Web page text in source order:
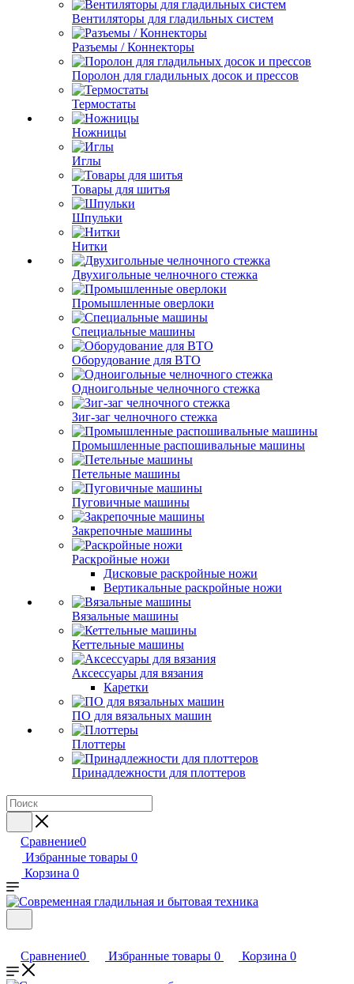
Вентиляторы для гладильных систем
Разъемы / Коннекторы
Поролон для гладильных досок и прессов
Термостаты
Ножницы
Иглы
Товары для шитья
Шпульки
Нитки
Двухигольные челночного стежка
Промышленные оверлоки
Специальные машины
Оборудование для ВТО
Одноигольные челночного стежка
Зиг-заг челночного стежка
Промышленные распошивальные машины
Петельные машины
Пуговичные машины
Закрепочные машины
Раскройные ножи
Дисковые раскройные ножи
Вертикальные раскройные ножи
Вязальные машины
Кеттельные машины
Аксессуары для вязания
Каретки
ПО для вязальных машин
Плоттеры
Принадлежности для плоттеров
Сравнение0
Избранные товары 0
Корзина 0
Сравнение0 Избранные товары 0 Корзина 0